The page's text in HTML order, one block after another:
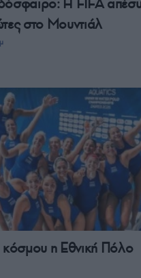
στο Μουντιάλ
η Εθνική Πόλο